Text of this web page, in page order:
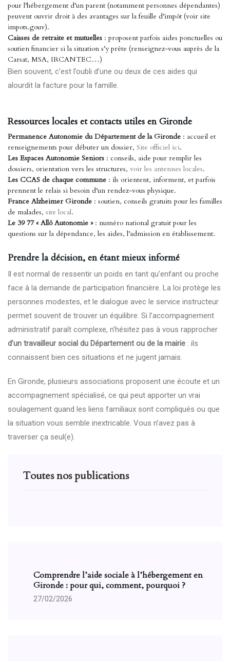
pour l’hébergement d’un parent (notamment personnes dépendantes)
peuvent ouvrir droit à des avantages sur la feuille d’impôt (voir site
impots.gouv).
Caisses de retraite et mutuelles : proposent parfois aides ponctuelles ou
soutien financier si la situation s’y prête (renseignez-vous auprès de la
Carsat, MSA, IRCANTEC…)
Bien souvent, c’est l’oubli d’une ou deux de ces aides qui
alourdit la facture pour la famille.
Ressources locales et contacts utiles en Gironde
Permanence Autonomie du Département de la Gironde : accueil et
renseignements pour débuter un dossier, Site officiel ici.
Les Espaces Autonomie Seniors : conseils, aide pour remplir les
dossiers, orientation vers les structures, voir les antennes locales.
Les CCAS de chaque commune : ils orientent, informent, et parfois
prennent le relais si besoin d’un rendez-vous physique.
France Alzheimer Gironde : soutien, conseils gratuits pour les familles
de malades, site local.
Le 39 77 « Allô Autonomie »: numéro national gratuit pour les
questions sur la dépendance, les aides, l’admission en établissement.
Prendre la décision, en étant mieux informé
Il est normal de ressentir un poids en tant qu’enfant ou proche
face à la demande de participation financière. La loi protège les
personnes modestes, et le dialogue avec le service instructeur
permet souvent de trouver un équilibre. Si l’accompagnement
administratif paraît complexe, n’hésitez pas à vous rapprocher
d’un travailleur social du Département ou de la mairie : ils
connaissent bien ces situations et ne jugent jamais.
En Gironde, plusieurs associations proposent une écoute et un
accompagnement spécialisé, ce qui peut apporter un vrai
soulagement quand les liens familiaux sont compliqués ou que
la situation vous semble inextricable. Vous n’avez pas à
traverser ça seul(e).
Toutes nos publications
Comprendre l’aide sociale à l’hébergement en
Gironde : pour qui, comment, pourquoi ?
27/02/2026